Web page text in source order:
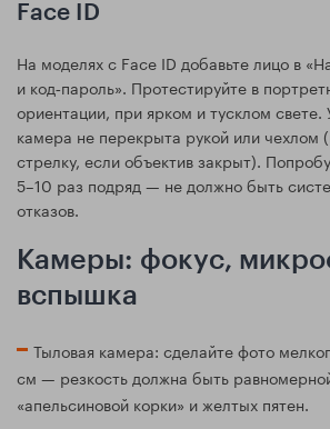
Face ID
На моделях с Face ID добавьте лицо в
и код‑пароль». Протестируйте в
ориентации, при ярком и тусклом свете.
камера не перекрыта рукой или чехлом
стрелку, если объектив закрыт).
5–10 раз подряд — не должно быть
отказов.
Камеры: фокус,
вспышка
Тыловая камера: сделайте фото
см — резкость должна быть
«апельсиновой корки» и желтых пятен.